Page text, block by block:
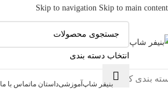
Skip to navigation Skip to main content
انتخاب دسته بندی
بندی کالاها
بنیفر شاپ آموزشیداستان ماتماس با ما